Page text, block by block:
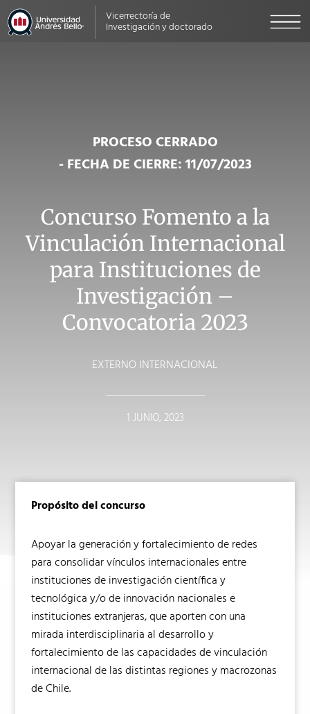
Vicerrectoría de
Investigación y doctorado
PROCESO CERRADO
- FECHA DE CIERRE: 11/07/2023
Concurso Fomento a la
Vinculación Internacional
para Instituciones de
Investigación –
Convocatoria 2023
EXTERNO INTERNACIONAL
1 JUNIO, 2023
Propósito del concurso
Apoyar la generación y fortalecimiento de redes
para consolidar vínculos internacionales entre
instituciones de investigación científica y
tecnológica y/o de innovación nacionales e
instituciones extranjeras, que aporten con una
mirada interdisciplinaria al desarrollo y
fortalecimiento de las capacidades de vinculación
internacional de las distintas regiones y macrozonas
de Chile.